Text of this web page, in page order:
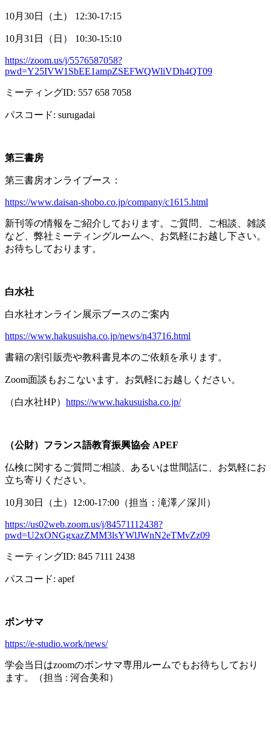
10月 30日（土） 12:30-17:15
10月 31 日（日） 10:30-15:10
https://zoom.us/j/5576587058?
pwd=Y25IVW1SbEE1ampZSEFWQWliVDh4QT09
ミーティングID: 557 658 7058
パスコード: surugadai
第三書房
第三書房オンライブース：
https://www.daisan-shobo.co.jp/company/c1615.html
新刊等の情報をご紹介しております。ご質問、ご相談、雑談
など、弊社ミーティングルームへ、お気軽にお越し下さい。
お待ちしております。
白水社
白水社オンライン展示ブースのご案内
https://www.hakusuisha.co.jp/news/n43716.html
書籍の割引販売や教科書見本のご依頼を承ります。
Zoom面談もおこないます。お気軽にお越しください。
（白水社HP） https://www.hakusuisha.co.jp/
（公財）フランス語教育振興協会APEF
仏検に関するご質問ご相談、あるいは世間話に、お気軽にお
立ち寄りください。
10月 30日（土） 12:00-17:00 （担当：滝澤／深川）
https://us02web.zoom.us/j/84571112438?
pwd=U2xONGgxazZMM3lsYWlJWnN2eTMvZz09
ミーティングID: 845 7111 2438
パスコード: apef
ボンサマ
https://e-studio.work/news/
学会当日はzoomのボンサマ専用ルームでもお待ちしており
ます。（担当 : 河合美和）